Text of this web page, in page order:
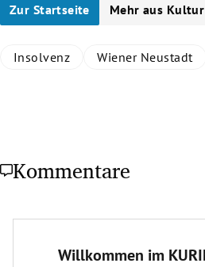
Zur Startseite Mehr aus Kultur
Insolvenz Wiener Neustadt
Kommentare